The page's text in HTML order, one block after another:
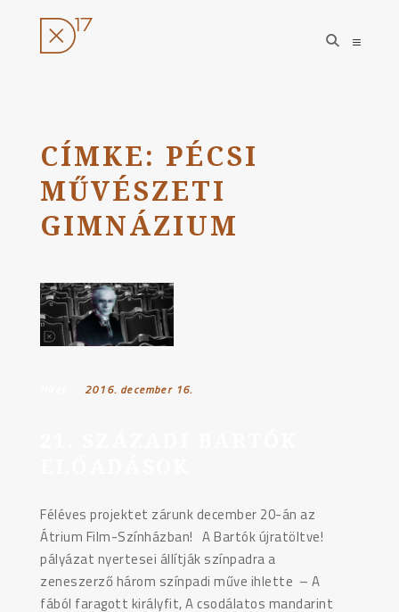
tartalomhoz
open
search
open
CÍMKE: PÉCSI
MŰVÉSZETI
GIMNÁZIUM
Posted on:
2016. december 16.
Féléves projektet zárunk december 20-án az
Átrium Film-Színházban! A Bartók újratöltve!
pályázat nyertesei állítják színpadra a
zeneszerző három színpadi műve ihlette – A
fából faragott királyfit, A csodálatos mandarint